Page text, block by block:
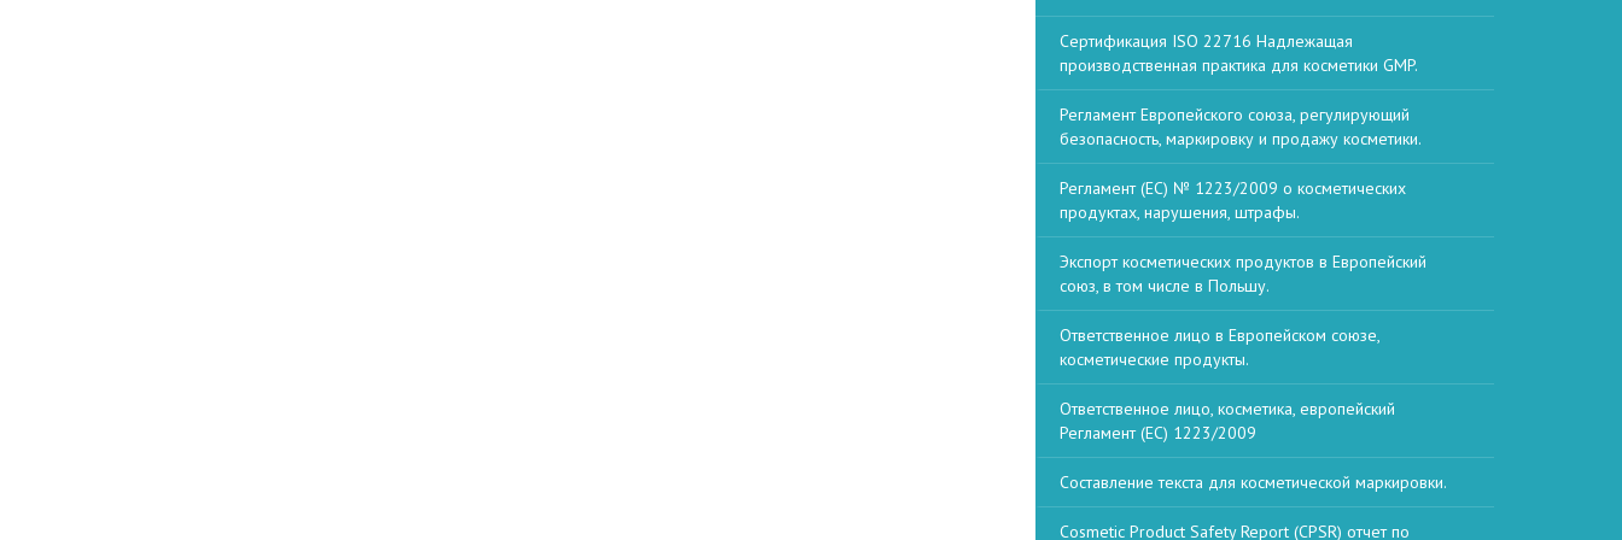
Сертификация ISO 22716 Надлежащая
производственная практика для косметики GMP.
Регламент Европейского союза, регулирующий
безопасность, маркировку и продажу косметики.
Регламент (ЕС) № 1223/2009 о косметических
продуктах, нарушения, штрафы.
Экспорт косметических продуктов в Европейский
союз, в том числе в Польшу.
Ответственное лицо в Европейском союзе,
косметические продукты.
Ответственное лицо, косметика, европейский
Регламент (EC) 1223/2009
Составление текста для косметической маркировки.
Cosmetic Product Safety Report (CPSR) отчет по